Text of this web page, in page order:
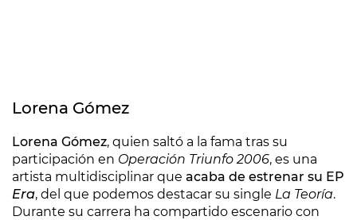
Lorena Gómez
Lorena Gómez, quien saltó a la fama tras su
participación en Operación Triunfo 2006, es una
artista multidisciplinar que acaba de estrenar su EP
Era, del que podemos destacar su single La Teoría.
Durante su carrera ha compartido escenario con